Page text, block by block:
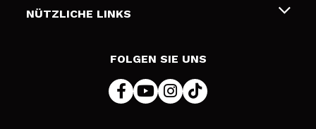
Zahlung
Bedingungen und Datenschutz
NÜTZLICHE LINKS
FOLGEN SIE UNS